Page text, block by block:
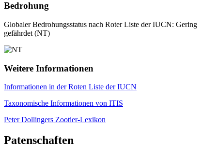
Bedrohung
Globaler Bedrohungsstatus nach Roter Liste der IUCN: Gering
gefährdet (NT)
Weitere Informationen
Informationen in der Roten Liste der IUCN
Taxonomische Informationen von ITIS
Peter Dollingers Zootier-Lexikon
Patenschaften